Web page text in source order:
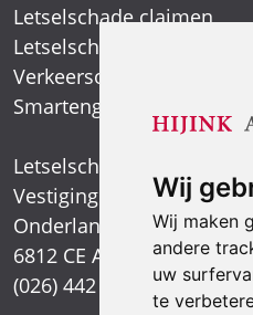
Wij
Wij maken
andere
uw
te
Letselschade claimen
Letselschade expert
Verkeersongeval
Smartengeld
Letselschadespecialist
Vestiging Arnhem
Onderlangs 1
6812 CE Arnhem
(026) 442 39 13